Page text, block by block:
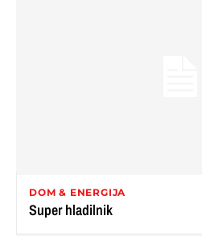
DOM & ENERGIJA
Super hladilnik